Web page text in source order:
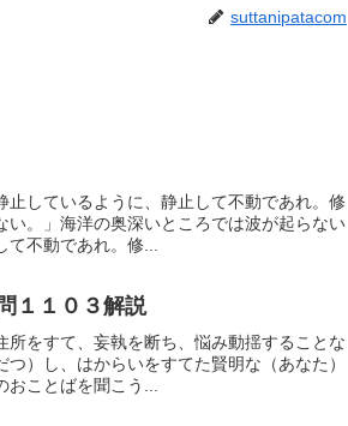
suttanipatacom
しているように、静止して不動であれ。修
。」海洋の奥深いところでは波が起らない
て不動であれ。修...
１１０３解説
をすて、妄執を断ち、悩み動揺することな
）し、はからいをすてた賢明な（あなた）
ことばを聞こう...